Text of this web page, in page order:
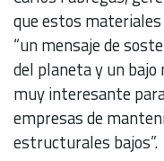
que estos
“un mensaje de
del planeta y un
muy interesante
empresas de
estructurales bajos”.